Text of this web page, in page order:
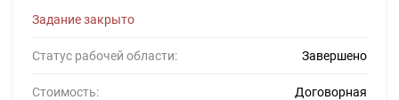
Задание закрыто
Статус рабочей области: Завершено
Стоимость: Договорная